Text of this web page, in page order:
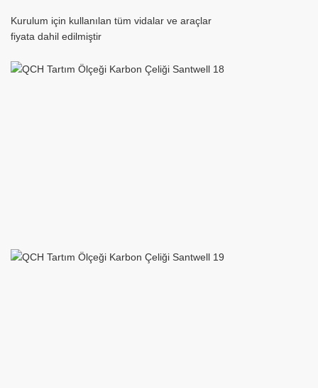
Kurulum için kullanılan tüm vidalar ve araçlar
fiyata dahil edilmiştir